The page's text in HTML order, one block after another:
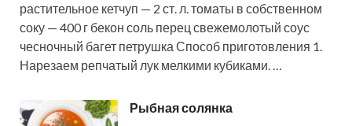
растительное кетчуп — 2 ст. л. томаты в собственном
соку — 400 г бекон соль перец свежемолотый соус
чесночный багет петрушка Способ приготовления 1.
Нарезаем репчатый лук мелкими кубиками. …
Рыбная солянка